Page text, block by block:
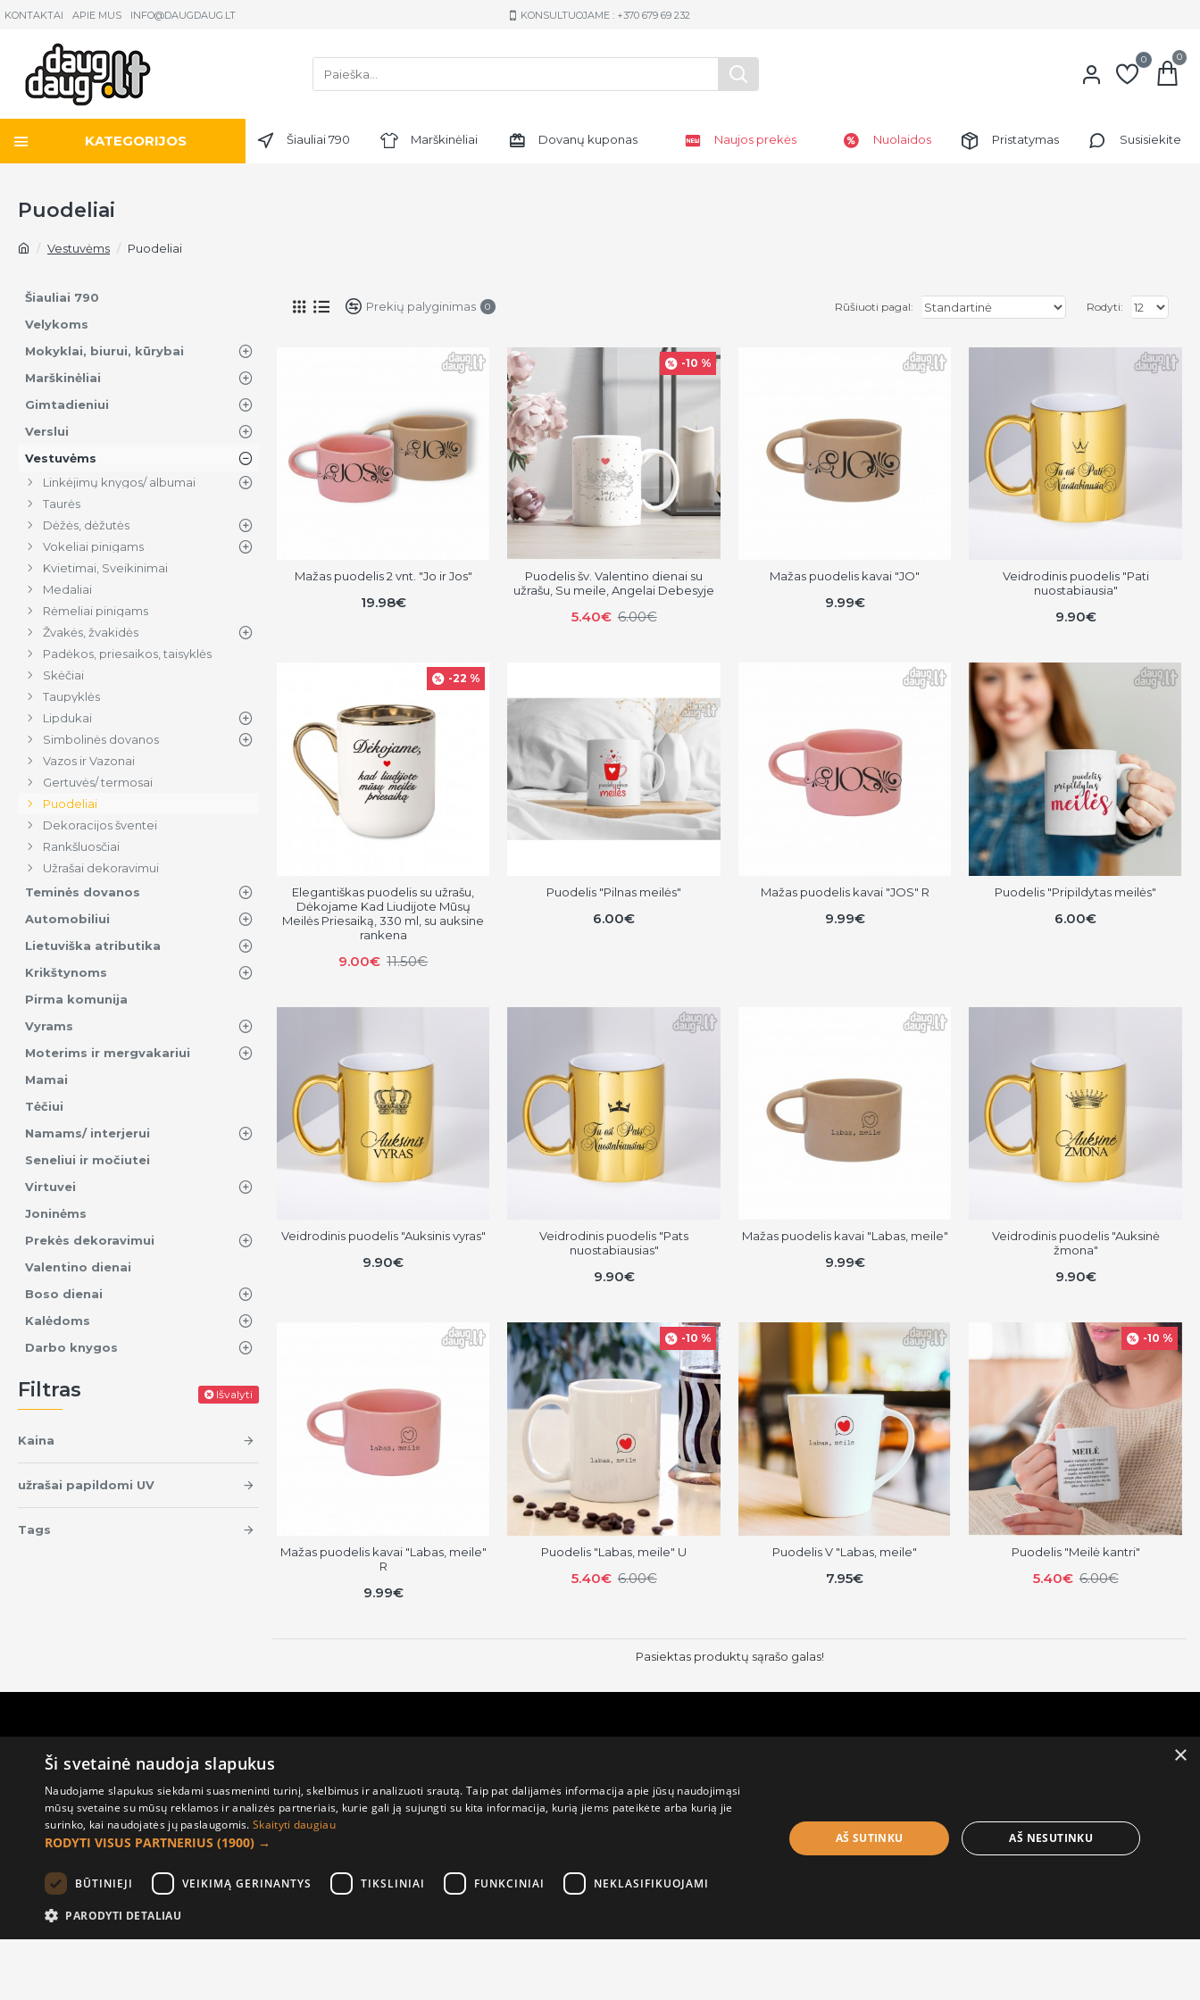
KONTAKTAI APIE MUS INFO@DAUGDAUG.LT KONSULTUOJAME : +370 679 69 232
0 0
KATEGORIJOS Šiauliai 790 Marškinėliai Dovanų kuponas Naujos prekės Nuolaidos Pristatymas Susisiekite
Vestuvėms Puodeliai
Puodeliai
Šiauliai 790
Velykoms
Mokyklai, biurui, kūrybai
Marškinėliai
Gimtadieniui
Verslui
Vestuvėms
Linkėjimų knygos/ albumai
Taurės
Dėžės, dėžutės
Vokeliai pinigams
Kvietimai, Sveikinimai
Medaliai
Rėmeliai pinigams
Žvakės, žvakidės
Padėkos, priesaikos, taisyklės
Skėčiai
Taupyklės
Lipdukai
Simbolinės dovanos
Vazos ir Vazonai
Gertuvės/ termosai
Puodeliai
Dekoracijos šventei
Rankšluosčiai
Užrašai dekoravimui
Teminės dovanos
Automobiliui
Lietuviška atributika
Krikštynoms
Pirma komunija
Vyrams
Moterims ir mergvakariui
Mamai
Tėčiui
Namams/ interjerui
Seneliui ir močiutei
Virtuvei
Joninėms
Prekės dekoravimui
Valentino dienai
Boso dienai
Kalėdoms
Darbo knygos
Filtras Išvalyti
Kaina
užrašai papildomi UV
Tags
Prekių palyginimas 0 Rūšiuoti pagal: Rodyti:
Mažas puodelis 2 vnt. "Jo ir Jos"
19.98€
-10 %
Puodelis šv. Valentino dienai su
užrašu, Su meile, Angelai Debesyje
5.40€ 6.00€
Mažas puodelis kavai "JO"
9.99€
Veidrodinis puodelis "Pati
nuostabiausia"
9.90€
-22 %
Elegantiškas puodelis su užrašu,
Dėkojame Kad Liudijote Mūsų
Meilės Priesaiką, 330 ml, su auksine
rankena
9.00€ 11.50€
Puodelis "Pilnas meilės"
6.00€
Mažas puodelis kavai "JOS" R
9.99€
Puodelis "Pripildytas meilės"
6.00€
Veidrodinis puodelis "Auksinis vyras"
9.90€
Veidrodinis puodelis "Pats
nuostabiausias"
9.90€
Mažas puodelis kavai "Labas, meile"
9.99€
Veidrodinis puodelis "Auksinė
žmona"
9.90€
Mažas puodelis kavai "Labas, meile"
R
9.99€
-10 %
Puodelis "Labas, meile" U
5.40€ 6.00€
Puodelis V "Labas, meile"
7.95€
-10 %
Puodelis "Meilė kantri"
5.40€ 6.00€
Pasiektas produktų sąrašo galas!
Sekite mus
Kita informacija
Susisiekite
Grąžinimai
Pirkėjo paskyra
Mano paskyra
Pristatymo informacija
Privatumo ir slapukų politika
×
Ši svetainė naudoja slapukus
Naudojame slapukus siekdami suasmeninti turinį, skelbimus ir analizuoti srautą. Taip pat dalijamės informacija apie jūsų naudojimąsi
mūsų svetaine su mūsų reklamos ir analizės partneriais, kurie gali ją sujungti su kita informacija, kurią jiems pateikėte arba kurią jie
surinko, kai naudojatės jų paslaugomis.Skaityti daugiau
RODYTI VISUS PARTNERIUS (1900) →
BŪTINIEJI VEIKIMĄ GERINANTYS TIKSLINIAI FUNKCINIAI NEKLASIFIKUOJAMI
PARODYTI DETALIAU
AŠ SUTINKU AŠ NESUTINKU